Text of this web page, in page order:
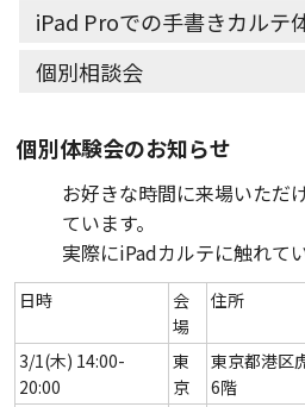
iPad Proでの手書きカルテ
個別相談会
個別体験会のお知らせ
お好きな時間に来場いただ
ています。
実際にiPadカルテに触れて
日時
会
場
住所
3/1(木) 14:00-
20:00
東
京
東京都港区
6階